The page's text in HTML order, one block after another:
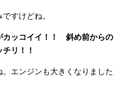
すけどね。
カッコイイ！！ 斜め前からの
リ！！
エンジンも大きくなりました